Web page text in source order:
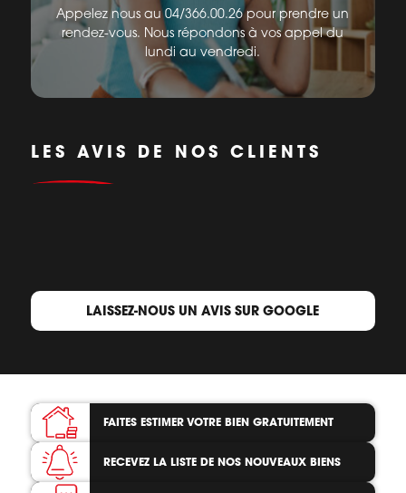
Appelez nous au 04/366.00.26 pour prendre un
rendez-vous. Nous répondons à vos appel du
lundi au vendredi.
LES AVIS DE NOS CLIENTS
LAISSEZ-NOUS UN AVIS SUR GOOGLE
FAITES ESTIMER VOTRE BIEN GRATUITEMENT
RECEVEZ LA LISTE DE NOS NOUVEAUX BIENS